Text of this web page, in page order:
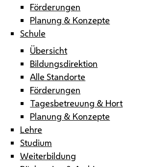
Förderungen
Planung & Konzepte
Schule
Übersicht
Bildungsdirektion
Alle Standorte
Förderungen
Tagesbetreuung & Hort
Planung & Konzepte
Lehre
Studium
Weiterbildung